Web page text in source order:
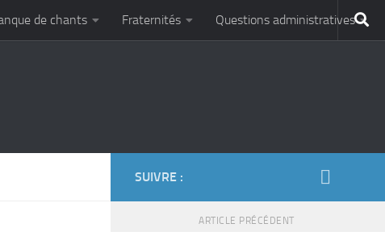
de chants Fraternités Questions administratives
SUIVRE :
ARTICLE PRÉCÉDENT